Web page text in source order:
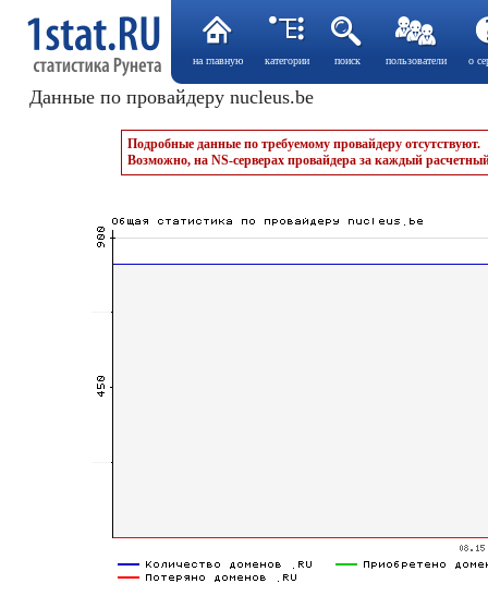
на главную категории поиск пользователи о
Данные по провайдеру nucleus.be
Подробные данные по требуемому провайдеру отсутствуют.
Возможно, на NS-серверах провайдера за каждый